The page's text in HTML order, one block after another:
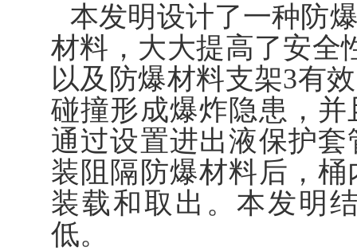
本发明设计了一种防
材料，大大提高了安全
以及防爆材料支架3有
碰撞形成爆炸隐患，
通过设置进出液保护
装阻隔防爆材料后，
装载和取出。本发明
低。